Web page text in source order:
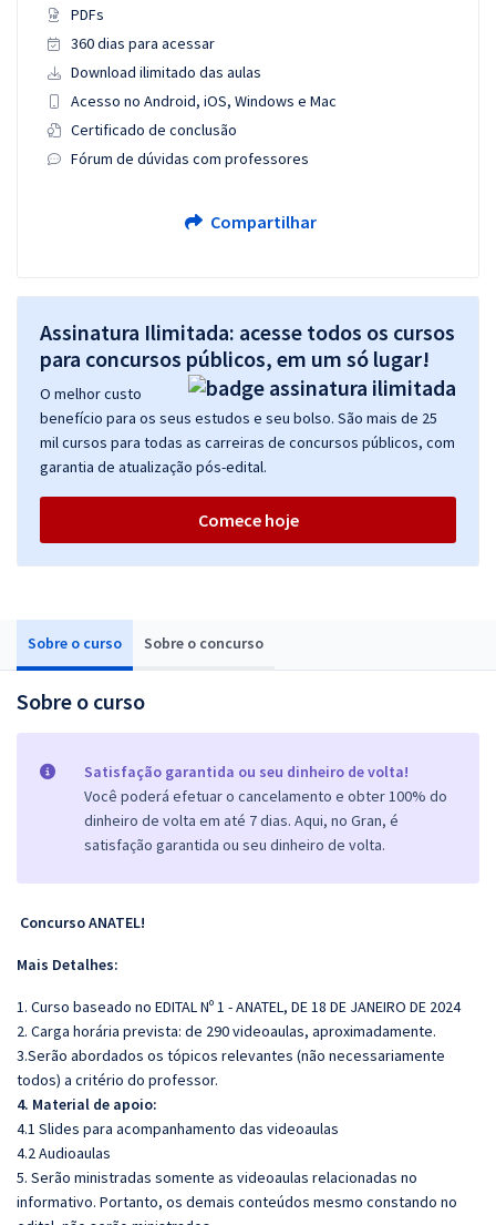
Sobre o curso Sobre o concurso
Sobre o curso
Satisfação garantida ou seu dinheiro de volta!
Você poderá efetuar o cancelamento e obter 100% do
dinheiro de volta em até 7 dias. Aqui, no Gran, é
satisfação garantida ou seu dinheiro de volta.
Concurso ANATEL!
Mais Detalhes:
1. Curso baseado no EDITAL Nº 1 - ANATEL, DE 18 DE JANEIRO DE 2024
2. Carga horária prevista: de 290 videoaulas, aproximadamente.
3.Serão abordados os tópicos relevantes (não necessariamente
todos) a critério do professor.
4. Material de apoio:
4.1 Slides para acompanhamento das videoaulas
4.2 Audioaulas
5. Serão ministradas somente as videoaulas relacionadas no
informativo. Portanto, os demais conteúdos mesmo constando no
PDFs
360 dias para acessar
Download ilimitado das aulas
Acesso no Android, iOS, Windows e Mac
Certificado de conclusão
Fórum de dúvidas com professores
Compartilhar
Assinatura Ilimitada: acesse todos os cursos
para concursos públicos, em um só lugar!
O melhor custo
benefício para os seus estudos e seu bolso. São mais de 25
mil cursos para todas as carreiras de concursos públicos, com
garantia de atualização pós-edital.
Comece hoje